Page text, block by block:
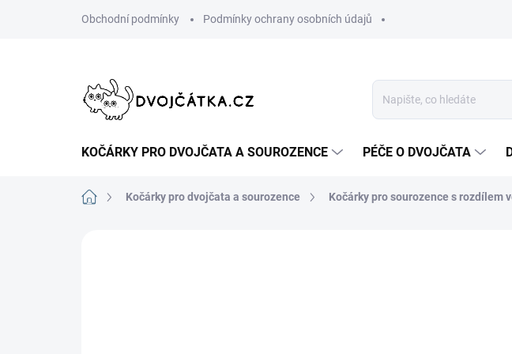
Obchodní podmínky Podmínky ochrany osobních údajů
KOČÁRKY PRO DVOJČATA A SOUROZENCE PÉČE O DVOJČATA
Domů Kočárky pro dvojčata a sourozence Kočárky pro sourozence s rozdílem